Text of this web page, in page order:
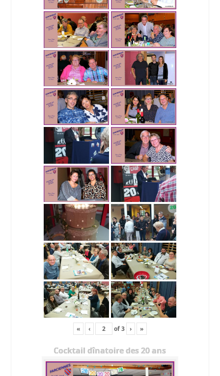
« ‹ of3 › »
Cocktail dînatoire des 20 ans